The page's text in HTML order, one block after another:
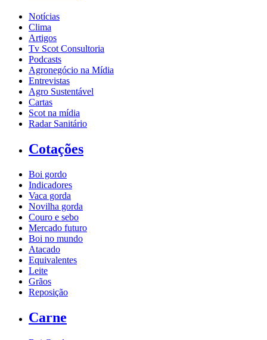
Notícias
Clima
Artigos
Tv Scot Consultoria
Podcasts
Agronegócio na Mídia
Entrevistas
Agro Sustentável
Cartas
Scot na mídia
Radar Sanitário
Cotações
Boi gordo
Indicadores
Vaca gorda
Novilha gorda
Couro e sebo
Mercado futuro
Boi no mundo
Atacado
Equivalentes
Leite
Grãos
Reposição
Carne